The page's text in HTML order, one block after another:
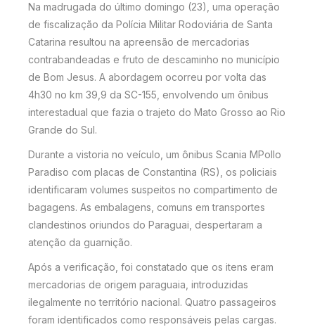
Na madrugada do último domingo (23), uma operação
de fiscalização da Polícia Militar Rodoviária de Santa
Catarina resultou na apreensão de mercadorias
contrabandeadas e fruto de descaminho no município
de Bom Jesus. A abordagem ocorreu por volta das
4h30 no km 39,9 da SC-155, envolvendo um ônibus
interestadual que fazia o trajeto do Mato Grosso ao Rio
Grande do Sul.
Durante a vistoria no veículo, um ônibus Scania MPollo
Paradiso com placas de Constantina (RS), os policiais
identificaram volumes suspeitos no compartimento de
bagagens. As embalagens, comuns em transportes
clandestinos oriundos do Paraguai, despertaram a
atenção da guarnição.
Após a verificação, foi constatado que os itens eram
mercadorias de origem paraguaia, introduzidas
ilegalmente no território nacional. Quatro passageiros
foram identificados como responsáveis pelas cargas.